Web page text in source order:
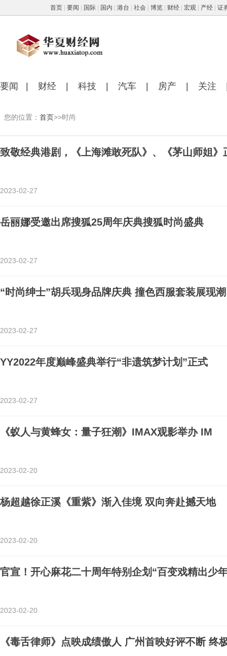
首页| 要闻 国际| 国内 港台 社会| 博览| 财经| 宏观| 产经| 证
要闻 财经 科技 汽车 房产 关注
您的位置： 首页>>时尚
致敬经典港剧，《上海滩敢死队》、《茅山师姐》
2023-02-27
岳丽娜受邀出席搜狐25周年庆典搜狐时尚盛典
2023-02-27
“时尚绅士”胡兵现身品牌庆典 撞色西服套装展现潮
2023-02-27
YY2022年度巅峰盛典举行“非遗筑梦计划”正式
2023-02-27
《蚁人与黄蜂女：量子狂潮》IMAX观影举办 IM
2023-02-20
杨超越徐正溪《重紫》渐入佳境 双向奔赴撼天地
2023-02-20
官宣！开心麻花二十周年特别企划“百变戏精出少
2023-02-20
《毒舌律师》点映成绩傲人 广州首映好评不断 终